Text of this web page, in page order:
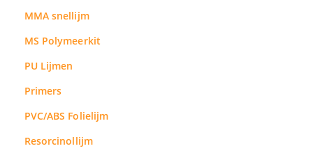
MMA snellijm
MS Polymeerkit
PU Lijmen
Primers
PVC/ABS Folielijm
Resorcinollijm